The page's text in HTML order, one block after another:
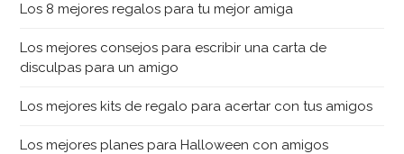
Los 8 mejores regalos para tu mejor amiga
Los mejores consejos para escribir una carta de
disculpas para un amigo
Los mejores kits de regalo para acertar con tus amigos
Los mejores planes para Halloween con amigos